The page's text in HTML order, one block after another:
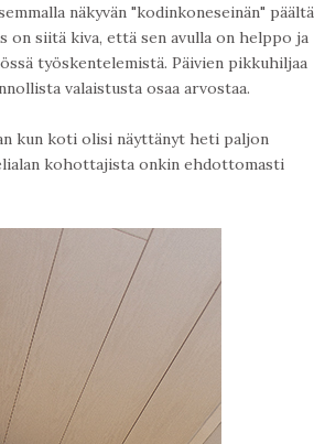
näkyvän "kodinkoneseinän" päältä
siitä kiva, että sen avulla on helppo ja
työskentelemistä. Päivien pikkuhiljaa
valaistusta osaa arvostaa.
kun koti olisi näyttänyt heti paljon
kohottajista onkin ehdottomasti